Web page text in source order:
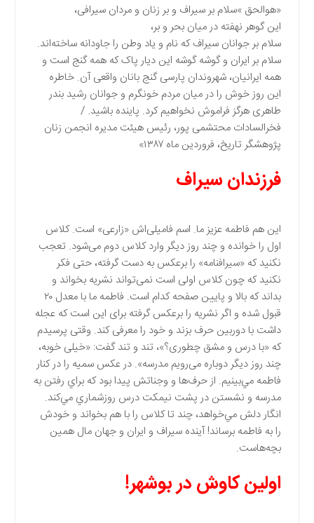
«هوالحق »سلام بر سیراف و بر زنان و مردان سیرافی،
این گوهر نهفته در میان بحر و بر،
سلام بر جوانان سیراف که نام و یاد وطن را جاودانه ساخته‌اند.
سلام بر ایران و گوشه گوشه این دیار پاک که همه گنج است و
همه ایرانیان، شهروندان پارسی گنج بانان واقعی آن. خاطره
این روز خوش را در میان مردم خونگرم و جوانان رشید بندر
طاهری هرگز فراموش نخواهیم کرد. پاینده باشید. /
فخرالسادات محتشمی پور، رئیس هیئت مدیره انجمن زنان
پژوهشگر تاریخ، فروردین ماه ۱۳۸۷»
فرزندان سیراف
این هم فاطمه عزیز ما. اسم فامیلی‌اش «زارعی» است. کلاس
اول را خوانده و چند روز دیگر وارد کلاس دوم می‌شود. تعجب
نکنید که «سیرافنامه» را برعکس به دست گرفته، حتی فکر
نکنید که چون کلاس اولی است نمی‌تواند نشریه بخواند و
بداند که بالا و پایین صفحه کدام است. فاطمه ما با معدل ۲۰
قبول شده و اگر نشریه را برعکس گرفته برای این است که عجله
داشت با دوربین حرف بزند و خود را معرفی کند. وقتی پرسیدم
که «با درس و مشق چطوری؟»، تند و تند گفت: «خیلی خوبه،
چند روز دیگر دوباره می‌رویم مدرسه». در عكس سميه را در كنار
فاطمه مي‌بينيم. از حرف‌ها و وجناتش پيدا بود كه براي رفتن به
مدرسه و نشستن در پشت نيمكت درس روزشماري مي‌كند.
انگار دلش مي‌خواهد، چند تا كلاس را با هم بخواند و خودش
را به فاطمه برساند! آينده سيراف و ايران و جهان مال همين
بچه‌هاست.
اولين كاوش در بوشهر!